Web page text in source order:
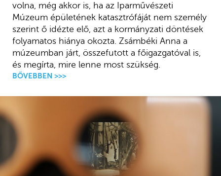
volna, még akkor is, ha az Iparművészeti
Múzeum épületének katasztrófáját nem személy
szerint ő idézte elő, azt a kormányzati döntések
folyamatos hiánya okozta. Zsámbéki Anna a
múzeumban járt, összefutott a főigazgatóval is,
és megírta, mire lenne most szükség.
BŐVEBBEN >>>